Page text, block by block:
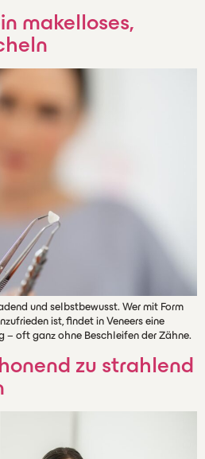
makelloses,
und selbstbewusst. Wer mit Form
ist, findet in Veneers eine
– oft ganz ohne Beschleifen der Zähne.
zu strahlend